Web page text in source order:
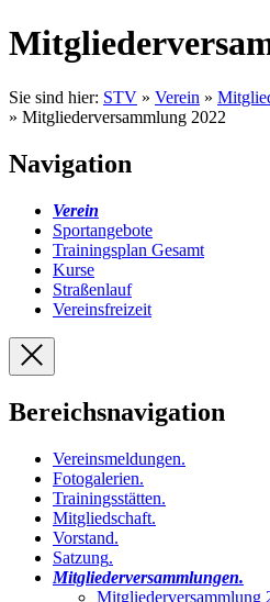
Sie sind hier: STV » Verein »
» Mitgliederversammlung 2022
Navigation
Verein
Sportangebote
Trainingsplan Gesamt
Kurse
Straßenlauf
Vereinsfreizeit
Bereichsnavigation
Vereinsmeldungen.
Fotogalerien.
Trainingsstätten.
Mitgliedschaft.
Vorstand.
Satzung.
Mitgliederversammlungen.
Mitgliederversammlung